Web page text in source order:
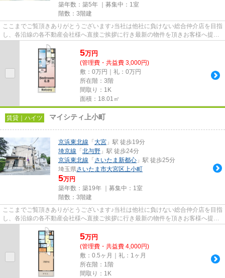
築年数：築5年 ｜募集中： 1室
階数：3階建
ここまでご覧頂きありがとうございます♪当社は他社に負けない総合仲介店を目指
し、各沿線の各不動産会社様へ直接ご挨拶に行き最新の物件を頂きお客様へ提供
しております！最新の情報は...
5万円
(管理費・共益費 3,000円)
敷：0万円｜礼：0万円
所在階：3階
間取り：1K
面積：18.01㎡
賃貸｜ハイツ マイシティ上小町
京浜東北線 「 大宮 」駅 徒歩19分
埼京線 「 北与野 」駅 徒歩24分
京浜東北線 「 さいたま新都心 」駅 徒歩25分
埼玉県さいたま市大宮区上小町
5万円
築年数：築19年 ｜募集中： 1室
階数：3階建
ここまでご覧頂きありがとうございます♪当社は他社に負けない総合仲介店を目指
し、各沿線の各不動産会社様へ直接ご挨拶に行き最新の物件を頂きお客様へ提供
しております！最新の情報は...
5万円
(管理費・共益費 4,000円)
敷：0.5ヶ月｜礼：1ヶ月
所在階：1階
間取り：1K